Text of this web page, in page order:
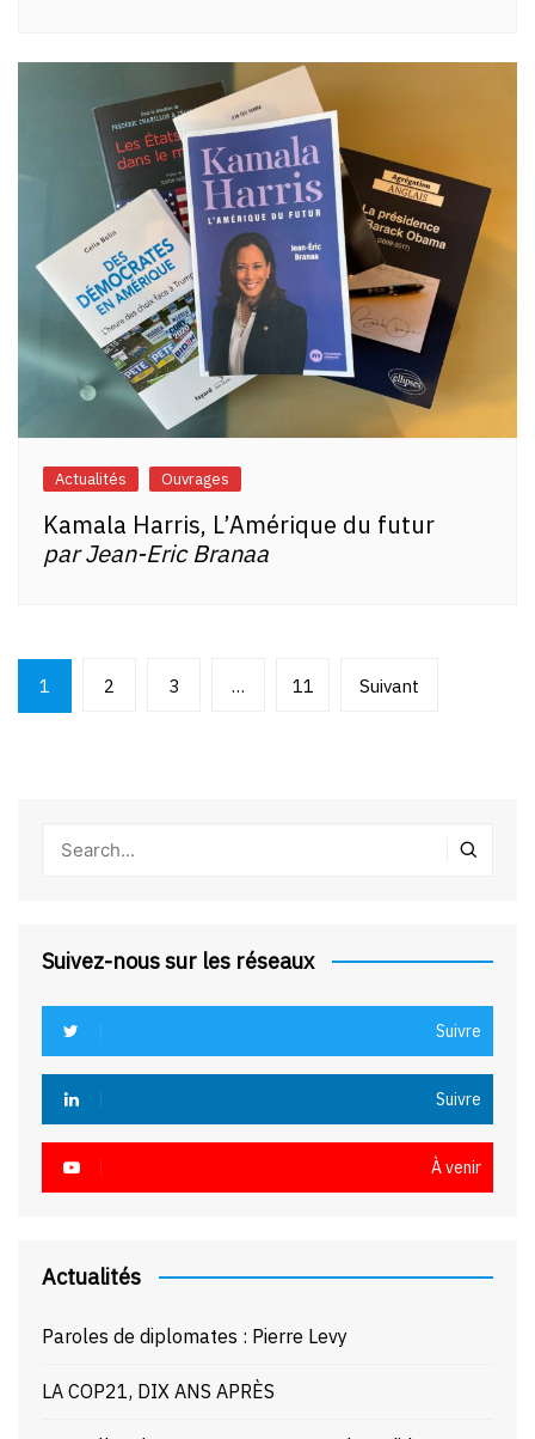
Actualités Ouvrages
Kamala Harris, L’Amérique du futur
par Jean-Eric Branaa
Pagination
des
1 2 3 … 11 Suivant
Suivez-nous sur les réseaux
Suivre
Suivre
À venir
Actualités
Paroles de diplomates : Pierre Levy
LA COP21, DIX ANS APRÈS